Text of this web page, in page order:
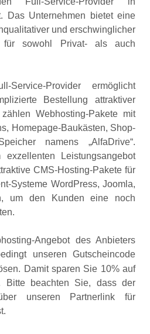
Das Unternehmen bietet eine
und erschwinglicher
für sowohl Privat- als auch
Service-Provider ermöglicht
Bestellung attraktiver
Webhosting-Pakete mit
Homepage-Baukästen, Shop-
namens „AlfaDrive“.
Leistungsangebot
CMS-Hosting-Pakete für
Systeme WordPress, Joomla,
um den Kunden eine noch
Angebot des Anbieters
unseren Gutscheincode
Damit sparen Sie 10% auf
Bitte beachten Sie, dass der
unseren Partnerlink für